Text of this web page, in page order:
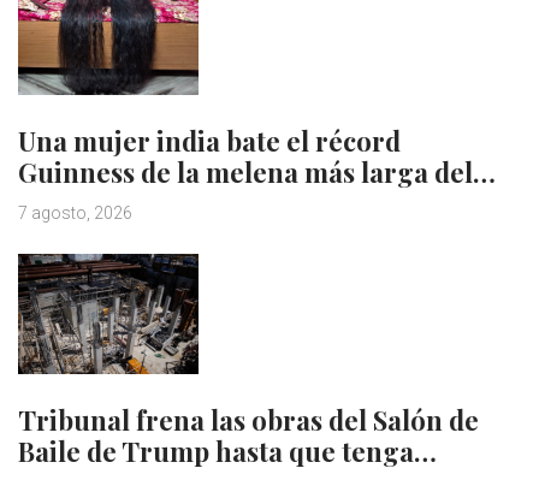
Una mujer india bate el récord
Guinness de la melena más larga del…
7 agosto, 2026
Tribunal frena las obras del Salón de
Baile de Trump hasta que tenga…